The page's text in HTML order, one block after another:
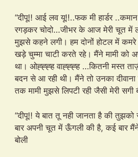
“दीपू!! आई लव यू!!..फक मी हार्डर
रगड़कर चोदो…जीभर के आज मेरी चूत में
मुझसे कहने लगी। हम दोनों होटल में
खड़े चुम्मा चाटी करते रहे। मैंने मामी को
था। ओह्ह्ह्ह वाह्ह्ह्ह …कितनी मस्त
बदन से आ रही थी। मैंने तो उनका दीवाना
तक मामी मुझसे लिपटी रही जैसी मेरी सगी
“दीपू!! ये बात तू नही जानता है की
बार अपनी चूत में ऊँगली की है, कई बार मैंने
बोली